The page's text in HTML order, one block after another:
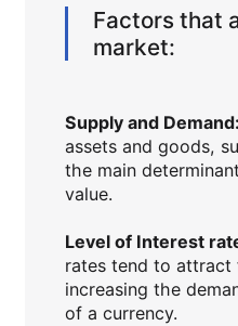
Factors that
market:
Supply and Demand:
assets and goods,
the main
value.
Level of Interest
rates tend to attract
increasing the
of a currency.